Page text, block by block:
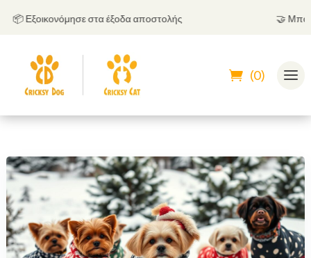
στα έξοδα αποστολής Μπορείς
(0)